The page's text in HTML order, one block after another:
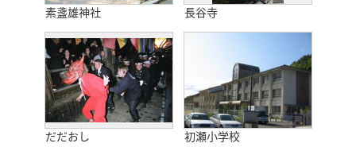
素盞雄神社 長谷寺
だだおし 初瀬小学校